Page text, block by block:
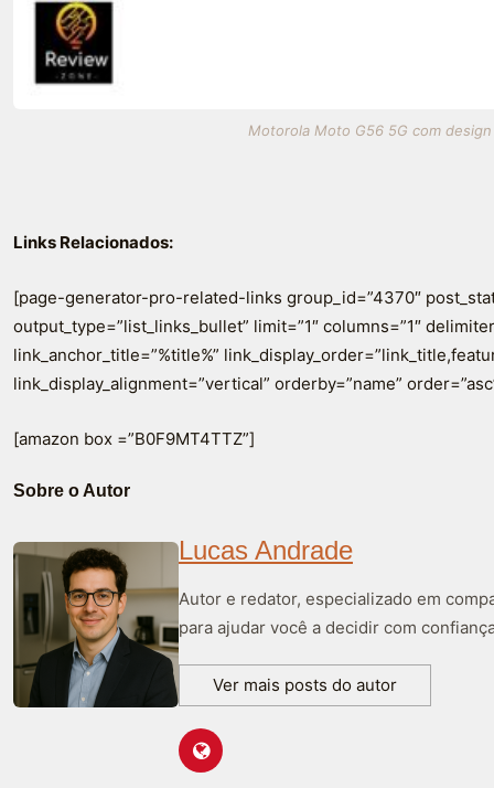
Motorola Moto G56 5G com
Links Relacionados:
[page-generator-pro-related-links group_id=”4370″
output_type=”list_links_bullet” limit=”1″ columns=”1″
link_anchor_title=”%title%”
link_display_alignment=”vertical” orderby=”name”
[amazon box =”B0F9MT4TTZ”]
Sobre o Autor
Lucas Andrade
Autor e redator, especializado em
para ajudar você a decidir com
Ver mais posts do autor